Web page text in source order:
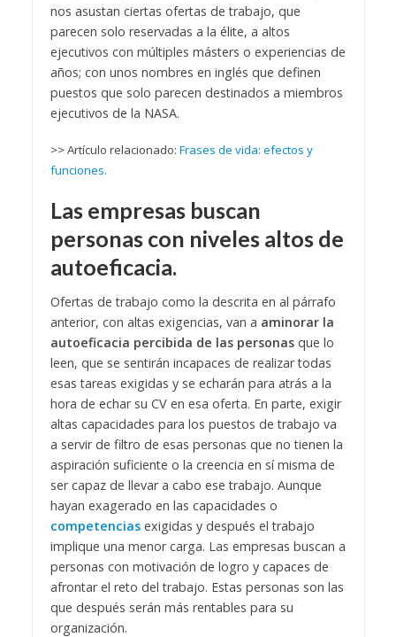
nos asustan ciertas ofertas de trabajo, que
parecen solo reservadas a la élite, a altos
ejecutivos con múltiples másters o experiencias de
años; con unos nombres en inglés que definen
puestos que solo parecen destinados a miembros
ejecutivos de la NASA.
>> Artículo relacionado: Frases de vida: efectos y
funciones.
Las empresas buscan
personas con niveles altos de
autoeficacia.
Ofertas de trabajo como la descrita en al párrafo
anterior, con altas exigencias, van a aminorar la
autoeficacia percibida de las personasque lo
leen, que se sentirán incapaces de realizar todas
esas tareas exigidas y se echarán para atrás a la
hora de echar su CV en esa oferta. En parte, exigir
altas capacidades para los puestos de trabajo va
a servir de filtro de esas personas que no tienen la
aspiración suficiente o la creencia en sí misma de
ser capaz de llevar a cabo ese trabajo. Aunque
hayan exagerado en las capacidades o
competencias exigidas y después el trabajo
implique una menor carga. Las empresas buscan a
personas con motivación de logro y capaces de
afrontar el reto del trabajo. Estas personas son las
que después serán más rentables para su
organización.